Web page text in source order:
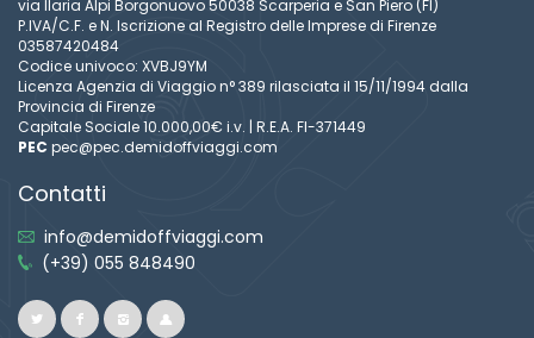
via Ilaria Alpi Borgonuovo 50038 Scarperia e San Piero (FI)
P.IVA/C.F. e N. Iscrizione al Registro delle Imprese di Firenze
03587420484
Codice univoco: XVBJ9YM
Licenza Agenzia di Viaggio n° 389 rilasciata il 15/11/1994 dalla
Provincia di Firenze
Capitale Sociale 10.000,00€ i.v. | R.E.A. FI-371449
PEC pec@pec.demidoffviaggi.com
Contatti
info@demidoffviaggi.com
(+39) 055 848490